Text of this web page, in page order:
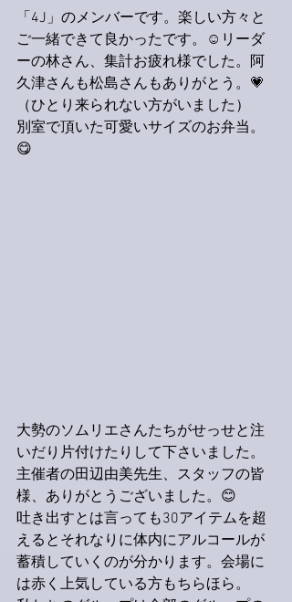
「4J」のメンバーです。楽しい方々と
ご一緒できて良かったです。☺️リーダ
ーの林さん、集計お疲れ様でした。阿
久津さんも松島さんもありがとう。💗
（ひとり来られない方がいました）
別室で頂いた可愛いサイズのお弁当。
😋
大勢のソムリエさんたちがせっせと注
いだり片付けたりして下さいました。
主催者の田辺由美先生、スタッフの皆
様、ありがとうございました。😊
吐き出すとは言っても30アイテムを超
えるとそれなりに体内にアルコールが
蓄積していくのが分かります。会場に
は赤く上気している方もちらほら。